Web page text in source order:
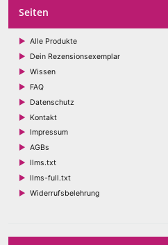
Seiten
Alle Produkte
Dein Rezensionsexemplar
Wissen
FAQ
Datenschutz
Kontakt
Impressum
AGBs
llms.txt
llms-full.txt
Widerrufsbelehrung